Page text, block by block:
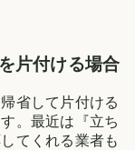
片付ける場合
省して片付ける
。最近は『立ち
てくれる業者も